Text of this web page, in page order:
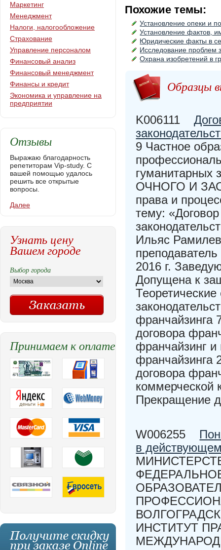
Похожие темы:
Установление опеки и
Установление фактов,
Юридические факты в
Исследование проблем
Охрана изобретений в
Образцы
K006111
9 Частное
ОЧНОГО И
права и
тему:
Ильяс
2016 г.
Допущена к
франчайзинга
договора
франчайзинг и
франчайзинга
договора
коммерческой
Прекращение
W006255
в
ИНСТИТУТ
Маркетинг
Менеджмент
Налоги, налогообложение
Страхование
Управление персоналом
Финансовый анализ
Финансовый менеджмент
Финансы и кредит
Экономика и управление на
предприятии
Отзывы
Выражаю благодарность
репетиторам Vip-study. С
вашей помощью удалось
решить все открытые
вопросы.
Далее
Узнать цену
Вашем городе
Выбор города
Принимаем к оплате